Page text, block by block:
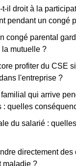
t-il droit à la
pendant un congé
congé parental
mutuelle ?
profiter du CSE
l'entreprise ?
qui arrive
: quelles
du salarié :
directement des
maladie ?